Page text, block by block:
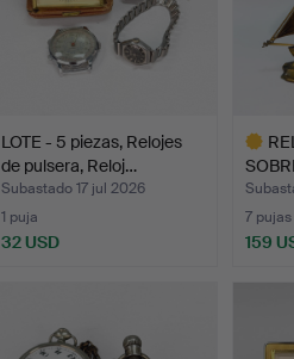
LOTE - 5 piezas, Relojes
de pulsera, Reloj…
Subastado 17 jul 2026
1 puja
32 USD
7 pujas
159